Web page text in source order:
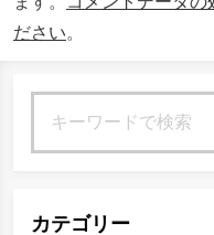
ださい。
カテゴリー